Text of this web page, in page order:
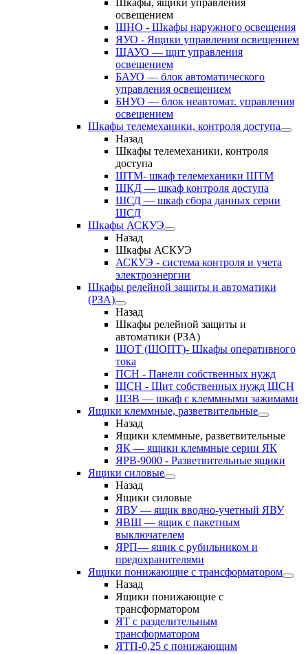
Шкафы, ящики управления
освещением
ШНО - Шкафы наружного освещения
ЯУО - Ящики управления освещением
ЩАУО — щит управления
освещением
БАУО — блок автоматического
управления освещением
БНУО — блок неавтомат. управления
освещением
Шкафы телемеханики, контроля доступа
Назад
Шкафы телемеханики, контроля
доступа
ШТМ- шкаф телемеханики ШТМ
ШКД — шкаф контроля доступа
ШСД — шкаф сбора данных серии
ШСД
Шкафы АСКУЭ
Назад
Шкафы АСКУЭ
АСКУЭ - система контроля и учета
электроэнергии
Шкафы релейной защиты и автоматики
(РЗА)
Назад
Шкафы релейной защиты и
автоматики (РЗА)
ШОТ (ШОПТ)- Шкафы оперативного
тока
ПСН - Панели собственных нужд
ЩСН - Щит собственных нужд ЩСН
ШЗВ — шкаф с клеммными зажимами
Ящики клеммные, разветвительные
Назад
Ящики клеммные, разветвительные
ЯК — ящики клеммные серии ЯК
ЯРВ-9000 - Разветвительные ящики
Ящики силовые
Назад
Ящики силовые
ЯВУ — ящик вводно-учетный ЯВУ
ЯВШ — ящик с пакетным
выключателем
ЯРП— ящик с рубильником и
предохранителями
Ящики понижающие с трансформатором
Назад
Ящики понижающие с
трансформатором
ЯТ с разделительным
трансформатором
ЯТП-0,25 с понижающим